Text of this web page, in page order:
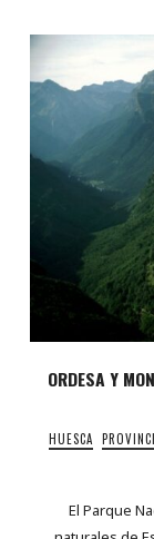
ORDESA Y
HUESCA
El Parque